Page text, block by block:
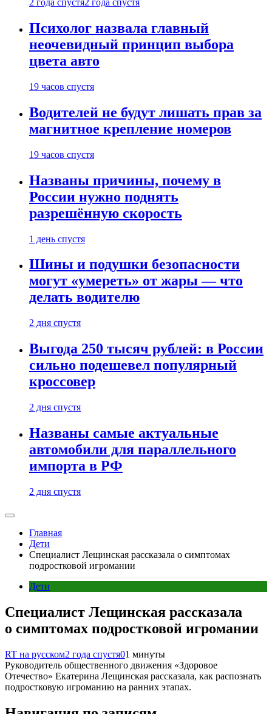
2 года спустя2 года спустя
Психолог назвала главный
неочевидный принцип выбора
цвета авто
19 часов спустя
Водителей не будут лишать прав за
магнитное крепление номеров
19 часов спустя
Названы причины, почему в
России нужно поднять
разрешённую скорость
1 день спустя
Шины и подушки безопасности
могут «умереть» от жары — что
делать водителю
2 дня спустя
Выгода 250 тысяч рублей: в России
сильно подешевел популярный
кроссовер
2 дня спустя
Названы самые актуальные
автомобили для параллельного
импорта в РФ
2 дня спустя
Главная
Дети
Специалист Лещинская рассказала о симптомах
подростковой игромании
Дети
Специалист Лещинская рассказала
о симптомах подростковой игромании
RT на русском2 года спустя01 минуты
Руководитель общественного движения «Здоровое
Отечество» Екатерина Лещинская рассказала, как распознать
подростковую игроманию на ранних этапах.